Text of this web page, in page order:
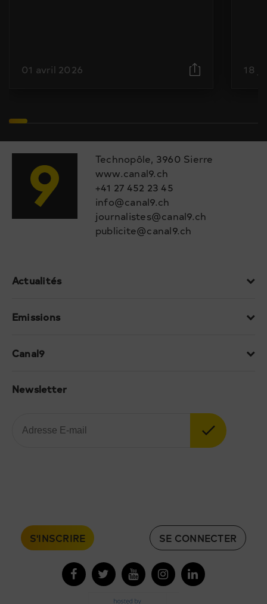
01 avril 2026 18
Technopôle, 3960 Sierre
www.canal9.ch
+41 27 452 23 45
info@canal9.ch
journalistes@canal9.ch
publicite@canal9.ch
Actualités
Emissions
Canal9
Newsletter
S'INSCRIRE SE CONNECTER